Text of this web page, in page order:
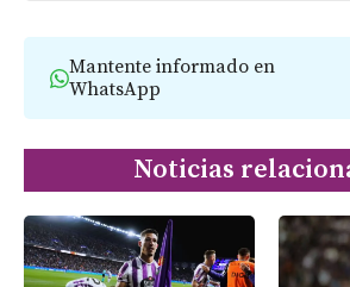
Mantente informado en
WhatsApp
Noticias